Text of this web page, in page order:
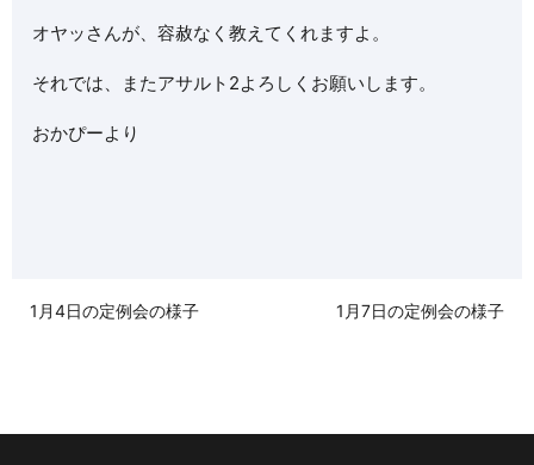
オヤッさんが、容赦なく教えてくれますよ。
それでは、またアサルト2よろしくお願いします。
おかぴーより
1月4日の定例会の様子 1月7日の定例会の様子